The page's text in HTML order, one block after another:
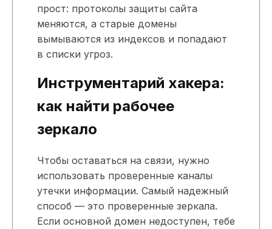
прост: протоколы защиты сайта
меняются, а старые домены
вымываются из индексов и попадают
в списки угроз.
Инструментарий хакера:
как найти рабочее
зеркало
Чтобы оставаться на связи, нужно
использовать проверенные каналы
утечки информации. Самый надежный
способ — это проверенные зеркала.
Если основной домен недоступен, тебе